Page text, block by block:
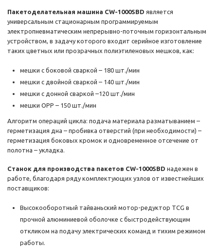
Пакетоделательная машина CW-1000SBD является
универсальным стационарным программируемым
электропневматическим непрерывно-поточным горизонтальным
устройством, в задачу которого входит серийное изготовление
таких цветных или прозрачных полиэтиленовых мешков, как:
мешки с боковой сваркой – 180 шт./мин
мешки с двойной сваркой – 140 шт./мин
мешки с донной сваркой –120 шт./мин
мешки OPP – 150 шт./мин
Алгоритм операций цикла: подача материала разматыванием –
герметизация дна – пробивка отверстий (при необходимости) –
герметизация боковых кромок и одновременное отсечение от
полотна – укладка.
Станок для производства пакетов CW-1000SBD надежен в
работе, благодаря ряду комплектующих узлов от известнейших
поставщиков:
Высокооборотный тайваньский мотор-редуктор TCG в
прочной алюминиевой оболочке с быстродействующим
откликом на подачу электрических команд и тихим режимом
работы.